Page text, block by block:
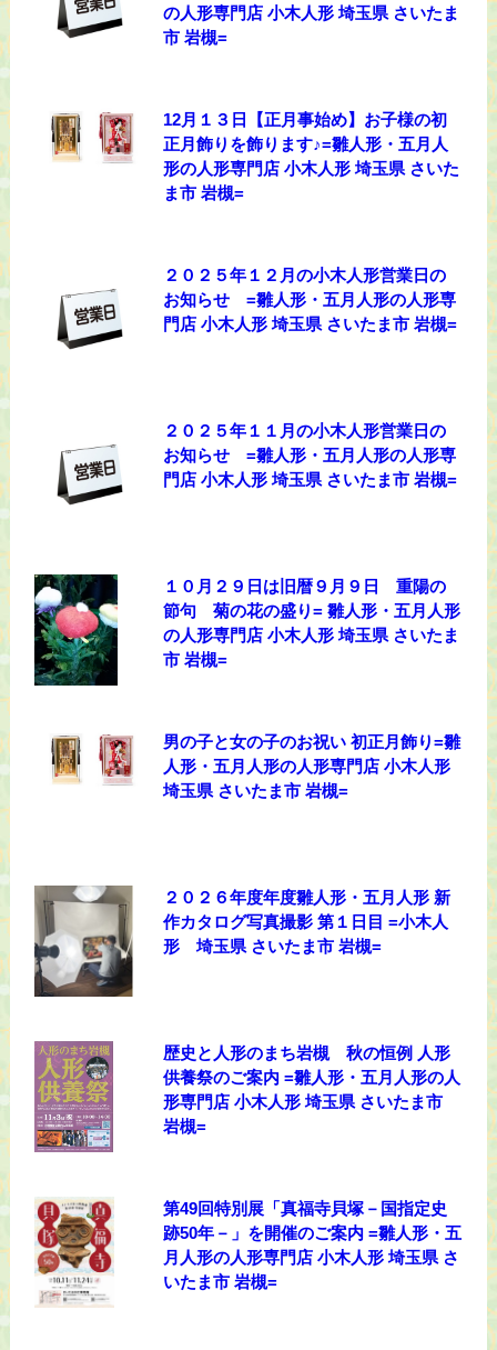
の人形専門店 小木人形 埼玉県 さいたま
市 岩槻=
12月１３日【正月事始め】お子様の初
正月飾りを飾ります♪=雛人形・五月人
形の人形専門店 小木人形 埼玉県 さいた
ま市 岩槻=
２０２５年１２月の小木人形営業日の
お知らせ =雛人形・五月人形の人形専
門店 小木人形 埼玉県 さいたま市 岩槻=
２０２５年１１月の小木人形営業日の
お知らせ =雛人形・五月人形の人形専
門店 小木人形 埼玉県 さいたま市 岩槻=
１０月２９日は旧暦９月９日 重陽の
節句 菊の花の盛り= 雛人形・五月人形
の人形専門店 小木人形 埼玉県 さいたま
市 岩槻=
男の子と女の子のお祝い 初正月飾り=雛
人形・五月人形の人形専門店 小木人形
埼玉県 さいたま市 岩槻=
２０２６年度年度雛人形・五月人形 新
作カタログ写真撮影 第１日目 =小木人
形 埼玉県 さいたま市 岩槻=
歴史と人形のまち岩槻 秋の恒例 人形
供養祭のご案内 =雛人形・五月人形の人
形専門店 小木人形 埼玉県 さいたま市
岩槻=
第49回特別展「真福寺貝塚－国指定史
跡50年－」を開催のご案内 =雛人形・五
月人形の人形専門店 小木人形 埼玉県 さ
いたま市 岩槻=